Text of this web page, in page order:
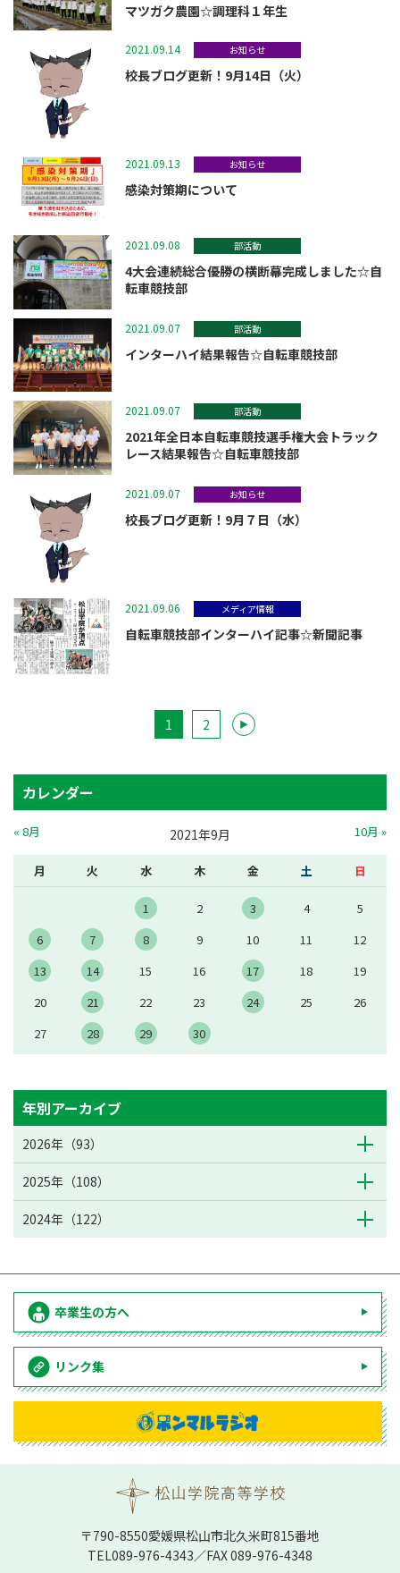
マツガク農園☆調理科１年生
2021.09.14 お知らせ
校長ブログ更新！9月14日（火）
2021.09.13 お知らせ
感染対策期について
2021.09.08 部活動
4大会連続総合優勝の横断幕完成しました☆自
転車競技部
2021.09.07 部活動
インターハイ結果報告☆自転車競技部
2021.09.07 部活動
2021年全日本自転車競技選手権大会トラック
レース結果報告☆自転車競技部
2021.09.07 お知らせ
校長ブログ更新！9月７日（水）
2021.09.06 メディア情報
自転車競技部インターハイ記事☆新聞記事
1 2 ▶
カレンダー
2021年9月
月 火 水 木 金 土 日
1 2 3 4
5
6
7 8 9 10 11
12
13
14 15 16 17 18
19
20
21 22 23 24 25
26
27
28 29 30
« 8月 10月 »
年別アーカイブ
2026年（93）
2025年（108）
2024年（122）
卒業生の方へ
リンク集
〒790-8550愛媛県松⼭市北久⽶町815番地
TEL089-976-4343／FAX 089-976-4348